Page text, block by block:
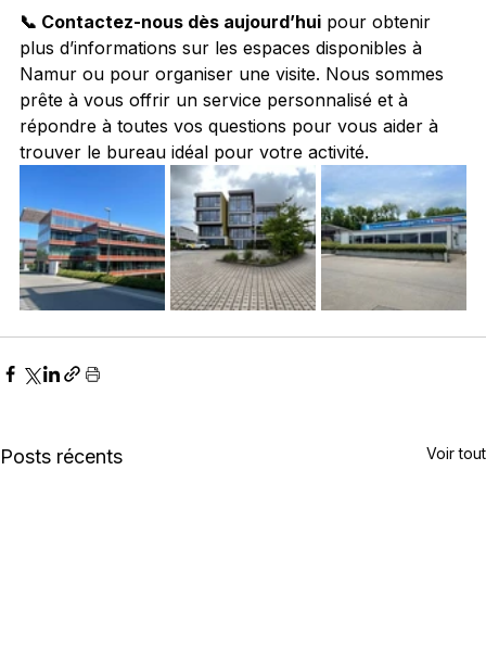
📞 Contactez-nous dès aujourd’hui pour obtenir
plus d’informations sur les espaces disponibles à
Namur ou pour organiser une visite. Nous sommes
prête à vous offrir un service personnalisé et à
répondre à toutes vos questions pour vous aider à
trouver le bureau idéal pour votre activité.
Posts récents Voir tout